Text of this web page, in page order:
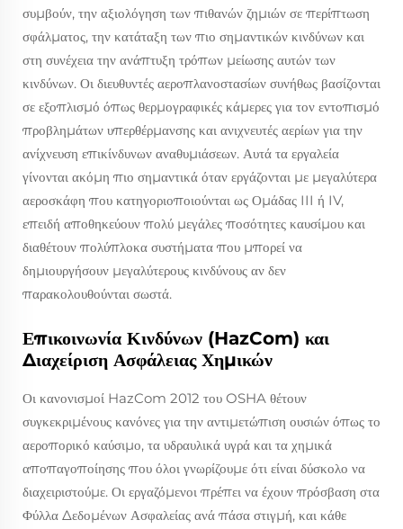
συμβούν, την αξιολόγηση των πιθανών ζημιών σε περίπτωση
σφάλματος, την κατάταξη των πιο σημαντικών κινδύνων και
στη συνέχεια την ανάπτυξη τρόπων μείωσης αυτών των
κινδύνων. Οι διευθυντές αεροπλανοστασίων συνήθως βασίζονται
σε εξοπλισμό όπως θερμογραφικές κάμερες για τον εντοπισμό
προβλημάτων υπερθέρμανσης και ανιχνευτές αερίων για την
ανίχνευση επικίνδυνων αναθυμιάσεων. Αυτά τα εργαλεία
γίνονται ακόμη πιο σημαντικά όταν εργάζονται με μεγαλύτερα
αεροσκάφη που κατηγοριοποιούνται ως Ομάδας III ή IV,
επειδή αποθηκεύουν πολύ μεγάλες ποσότητες καυσίμου και
διαθέτουν πολύπλοκα συστήματα που μπορεί να
δημιουργήσουν μεγαλύτερους κινδύνους αν δεν
παρακολουθούνται σωστά.
Επικοινωνία Κινδύνων (HazCom) και
Διαχείριση Ασφάλειας Χημικών
Οι κανονισμοί HazCom 2012 του OSHA θέτουν
συγκεκριμένους κανόνες για την αντιμετώπιση ουσιών όπως το
αεροπορικό καύσιμο, τα υδραυλικά υγρά και τα χημικά
αποπαγοποίησης που όλοι γνωρίζουμε ότι είναι δύσκολο να
διαχειριστούμε. Οι εργαζόμενοι πρέπει να έχουν πρόσβαση στα
Φύλλα Δεδομένων Ασφαλείας ανά πάσα στιγμή, και κάθε